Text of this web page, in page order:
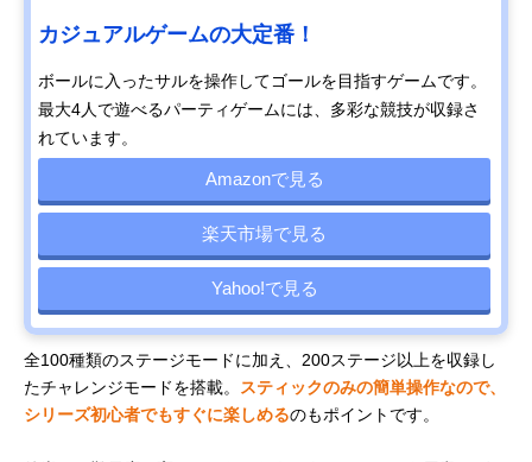
カジュアルゲームの大定番！
ボールに入ったサルを操作してゴールを目指すゲームです。
最大4人で遊べるパーティゲームには、多彩な競技が収録さ
れています。
Amazonで見る
楽天市場で見る
Yahoo!で見る
全100種類のステージモードに加え、200ステージ以上を収録し
たチャレンジモードを搭載。
スティックのみの簡単操作なので、
シリーズ初心者でもすぐに楽しめるのもポイントです。